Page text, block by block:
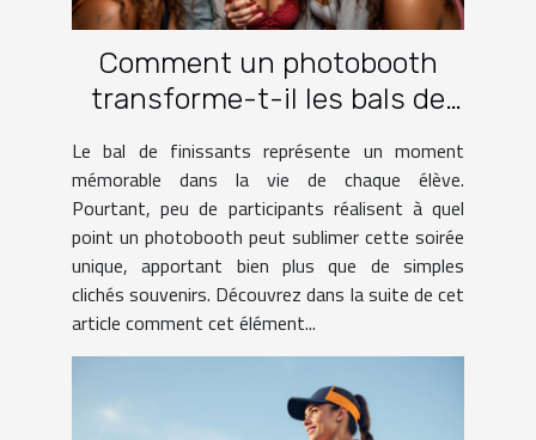
Comment un photobooth
transforme-t-il les bals de
Le bal de finissants représente un moment
mémorable dans la vie de chaque élève.
Pourtant, peu de participants réalisent à quel
point un photobooth peut sublimer cette soirée
unique, apportant bien plus que de simples
clichés souvenirs. Découvrez dans la suite de cet
article comment cet élément...